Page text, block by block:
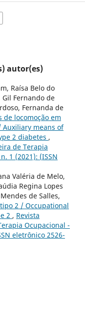
autor(es)
Raísa Belo do
Fernando de
Fernanda de
de locomoção em
means of
2 diabetes ,
de Terapia
1 (2021): (ISSN
Valéria de Melo,
Regina Lopes
de Salles,
2 / Occupational
2 , Revista
Ocupacional -
eletrônico 2526-